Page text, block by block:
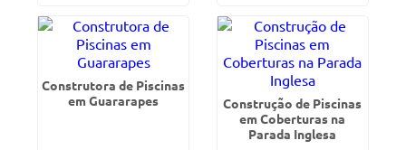
Construtora de Piscinas
em Guararapes
Construção de Piscinas
em Coberturas na
Parada Inglesa